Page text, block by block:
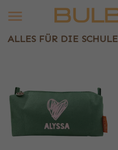
ALLES FÜR DIE SCHULE